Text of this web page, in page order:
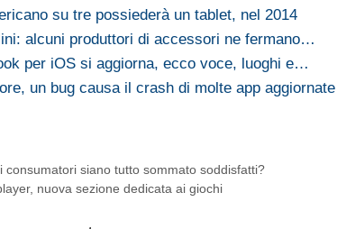
su tre possiederà un tablet, nel 2014
alcuni produttori di accessori ne fermano…
per iOS si aggiorna, ecco voce, luoghi e…
un bug causa il crash di molte app aggiornate
consumatori siano tutto sommato soddisfatti?
nuova sezione dedicata ai giochi